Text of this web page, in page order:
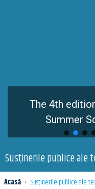
The 4th
Summer
Susţinerile publice ale
Acasă › Susţinerile publice ale